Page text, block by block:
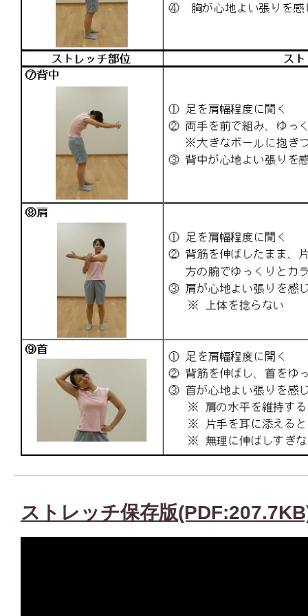
ストレッチ保存版